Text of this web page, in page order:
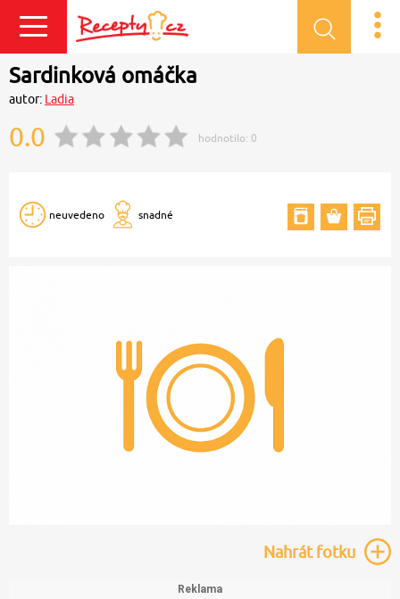
Přihlásit se
Sardinková omáčka
autor: Ladia
0.0 hodnotilo: 0
neuvedeno snadné
Nahrátfotku